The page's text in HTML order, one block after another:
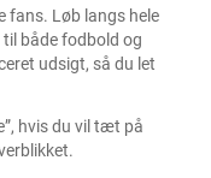
fans. Løb langs hele
til både fodbold og
udsigt, så du let
hvis du vil tæt på